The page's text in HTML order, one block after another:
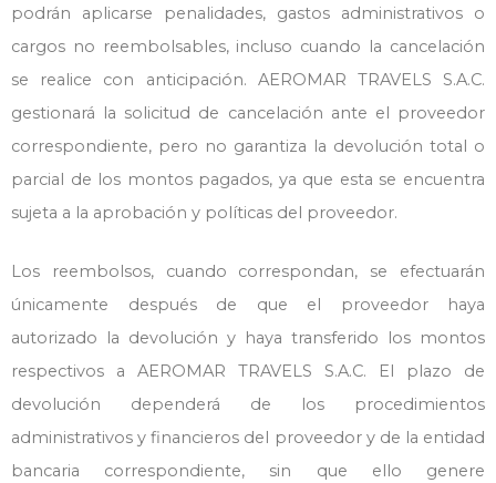
podrán aplicarse penalidades, gastos administrativos o
cargos no reembolsables, incluso cuando la cancelación
se realice con anticipación. AEROMAR TRAVELS S.A.C.
gestionará la solicitud de cancelación ante el proveedor
correspondiente, pero no garantiza la devolución total o
parcial de los montos pagados, ya que esta se encuentra
sujeta a la aprobación y políticas del proveedor.
Los reembolsos, cuando correspondan, se efectuarán
únicamente después de que el proveedor haya
autorizado la devolución y haya transferido los montos
respectivos a AEROMAR TRAVELS S.A.C. El plazo de
devolución dependerá de los procedimientos
administrativos y financieros del proveedor y de la entidad
bancaria correspondiente, sin que ello genere